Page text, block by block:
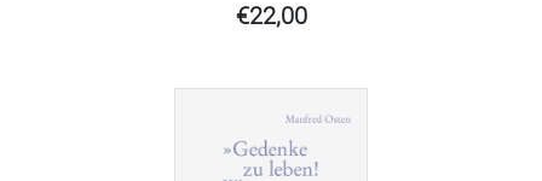
€22,00